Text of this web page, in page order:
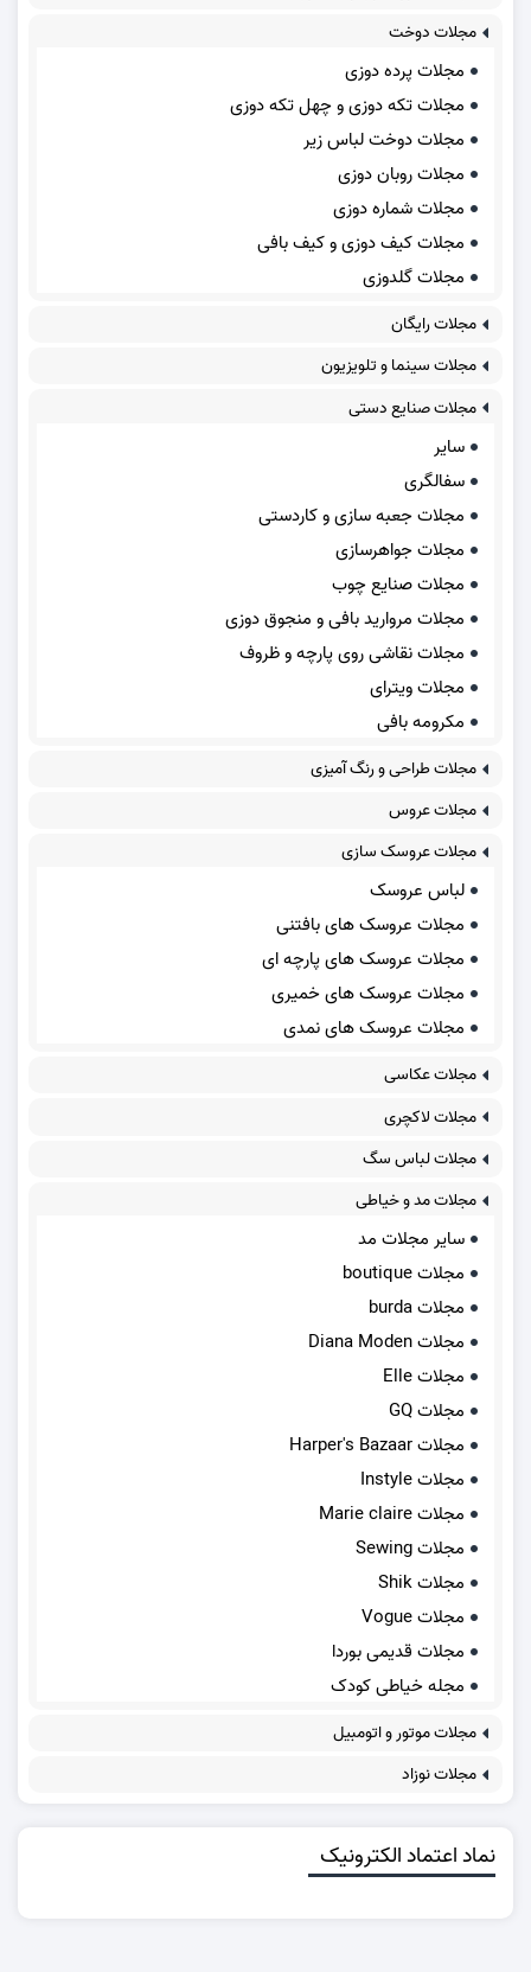
مجلات دوخت
مجلات پرده دوزی
مجلات تکه دوزی و چهل تکه دوزی
مجلات دوخت لباس زیر
مجلات روبان دوزی
مجلات شماره دوزی
مجلات کیف دوزی و کیف بافی
مجلات گلدوزی
مجلات رایگان
مجلات سینما و تلویزیون
مجلات صنایع دستی
سایر
سفالگری
مجلات جعبه سازی و کاردستی
مجلات جواهرسازی
مجلات صنایع چوب
مجلات مروارید بافی و منجوق دوزی
مجلات نقاشی روی پارچه و ظروف
مجلات ویترای
مکرومه بافی
مجلات طراحی و رنگ آمیزی
مجلات عروس
مجلات عروسک سازی
لباس عروسک
مجلات عروسک های بافتنی
مجلات عروسک های پارچه ای
مجلات عروسک های خمیری
مجلات عروسک های نمدی
مجلات عکاسی
مجلات لاکچری
مجلات لباس سگ
مجلات مد و خیاطی
سایر مجلات مد
مجلات boutique
مجلات burda
مجلات Diana Moden
مجلات Elle
مجلات GQ
مجلات Harper's Bazaar
مجلات Instyle
مجلات Marie claire
مجلات Sewing
مجلات Shik
مجلات Vogue
مجلات قدیمی بوردا
مجله خیاطی کودک
مجلات موتور و اتومبیل
مجلات نوزاد
نماد اعتماد الکترونیک